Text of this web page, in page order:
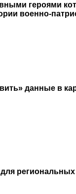
героями
военно-
данные в